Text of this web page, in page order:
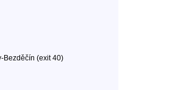
Bezděčín (exit 40)